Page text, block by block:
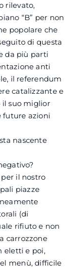
rilevato,
“B” per non
popolare che
di questa
da più parti
anti
il referendum
catalizzante e
il suo miglior
future azioni
nascente
il nostro
piazze
(di
rifiuto e non
carrozzone
eletti e poi,
menù, difficile